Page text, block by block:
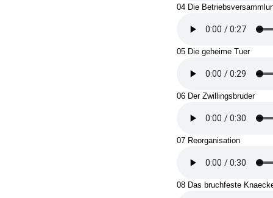
04 Die
05 Die geheime Tuer
06 Der Zwillingsbruder
07 Reorganisation
08 Das bruchfeste